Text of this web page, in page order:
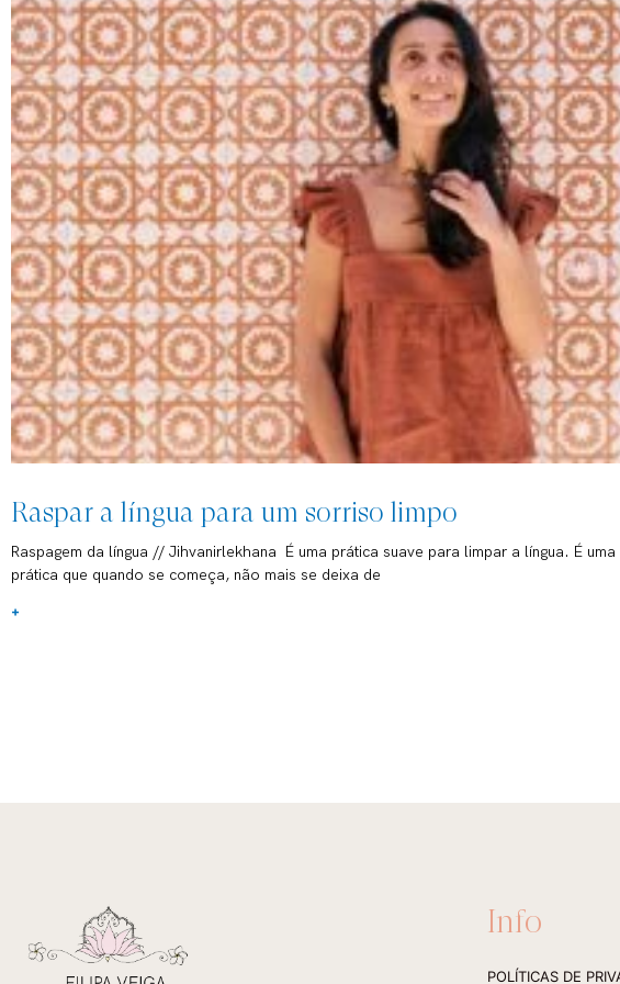
Raspar a língua para um sorriso limpo
Raspagem da língua // Jihvanirlekhana É uma prática suave para limpar a língua. É uma
prática que quando se começa, não mais se deixa de
+
Info
POLÍTICAS DE